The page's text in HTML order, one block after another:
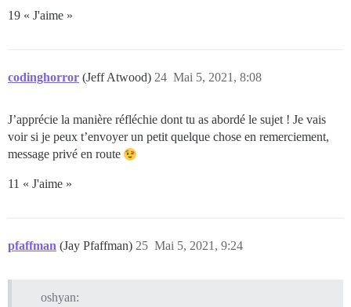
19 « J'aime »
codinghorror (Jeff Atwood) Mai 5, 2021, 8:08
24
J’apprécie la manière réfléchie dont tu as abordé le sujet ! Je vais
voir si je peux t’envoyer un petit quelque chose en remerciement,
message privé en route
11 « J'aime »
pfaffman (Jay Pfaffman) Mai 5, 2021, 9:24
25
oshyan: